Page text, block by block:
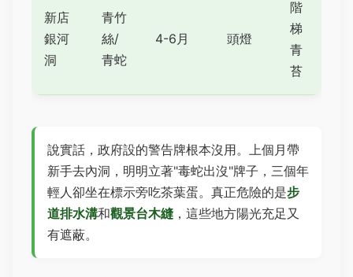
新店
銀河
洞
青竹
絲/
青蛇
4-6月 頭燈
階
梯
青
苔
說實話，政府設的警告牌根本沒用。上個月帶
新手去內洞，明明立著"毒蛇出沒"牌子，三個年
輕人卻坐在標示旁吃茶葉蛋。真正危險的是步
道排水溝和觀景台木縫 ，這些地方陽光充足又
有遮蔽。